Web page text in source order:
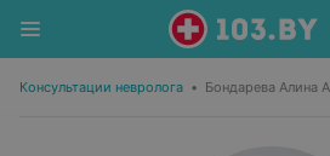
Консультации невролога • Бондарева Алина